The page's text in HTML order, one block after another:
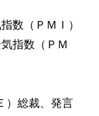
数（ＰＭＩ）
指数（ＰＭ
）総裁、発言